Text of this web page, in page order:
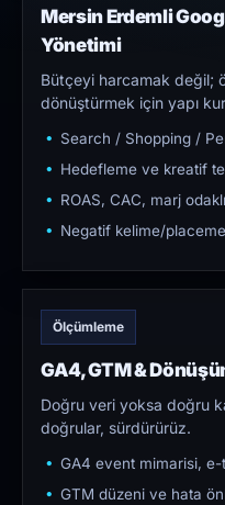
Mersin Erdemli
Yönetimi
Bütçeyi harcamak değil;
dönüştürmek için yapı
Search / Shopping /
Hedefleme ve kreatif
ROAS, CAC, marj
Negatif kelime/
Ölçümleme
GA4, GTM &
Doğru veri yoksa doğru
doğrular, sürdürürüz.
GA4 event mimarisi,
GTM düzeni ve hata